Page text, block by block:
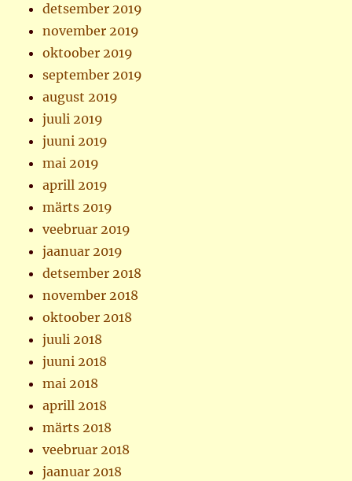
detsember 2019
november 2019
oktoober 2019
september 2019
august 2019
juuli 2019
juuni 2019
mai 2019
aprill 2019
märts 2019
veebruar 2019
jaanuar 2019
detsember 2018
november 2018
oktoober 2018
juuli 2018
juuni 2018
mai 2018
aprill 2018
märts 2018
veebruar 2018
jaanuar 2018